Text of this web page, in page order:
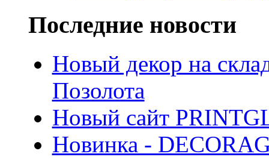
Последние новости
Новый декор на
Позолота
Новый сайт
Новинка -